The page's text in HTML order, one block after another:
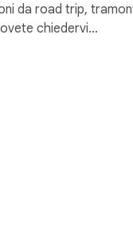
da road trip,
chiedervi…